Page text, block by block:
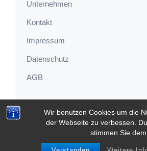
Wir benutzen Cookies um die
der Webseite zu verbessen.
stimmen Sie dem
Unternehmen
Kontakt
Impressum
Datenschutz
AGB
© 2001–2026 Heilberufe Projekt
DatenschutzAGB